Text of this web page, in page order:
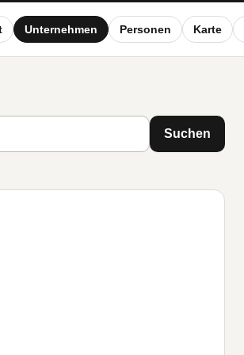
Unternehmen Personen Karte
Suchen